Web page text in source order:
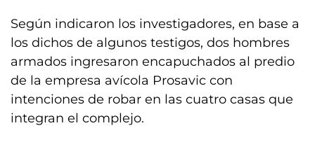
Según indicaron los investigadores, en base a
los dichos de algunos testigos, dos hombres
armados ingresaron encapuchados al predio
de la empresa avícola Prosavic con
intenciones de robar en las cuatro casas que
integran el complejo.